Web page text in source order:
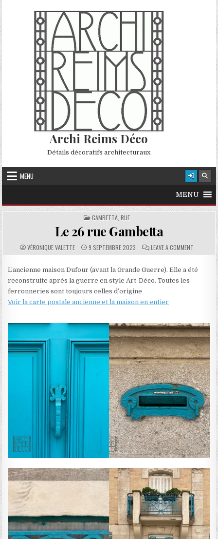
Skip to content
Archi Reims Déco
Détails décoratifs architecturaux
MENU
MENU
POSTED IN
GAMBETTA, RUE
Le 26 rue Gambetta
AUTHOR:
VÉRONIQUE VALETTE PUBLISHED DATE:
9 SEPTEMBRE 2023 COMMENTS:
LEAVE A COMMENTON LE 26
L’ancienne maison Dufour (avant la Grande Guerre). Elle a été
reconstruite après la guerre en style Art-Déco. Toutes les
ferronneries sont toujours celles d’origine
Voir la carte postale ancienne et la maison en entier